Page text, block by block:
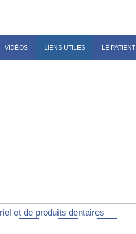
VIDÉOS LIENS UTILES LE PATIENT
et de produits dentaires